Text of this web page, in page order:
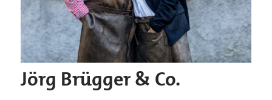
Jörg Brügger & Co.